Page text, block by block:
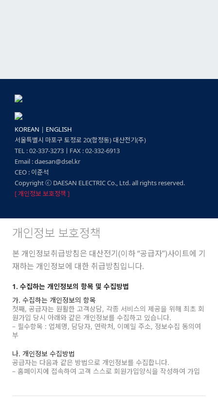
KOREAN | ENGLISH
서울특별시 마포구 토정로 20(합정동) 대산전기(주)
TEL : 02-337-3273ㅣFAX : 02-332-6913
Email : daesan@dsel.kr
CEO : 이준석
Copyright ⓒ DAESAN ELECTRIC Co., Ltd. all rights reserved.
[ 개인정보 보호정책 ]
개인정보 보호정책
본 개인정보취급방침은 대산전기(이하 “공급자”)사이트에 기
재하는 개인정보에 대한 취급방침입니다.
1. 수집하는 개인정보의 항목 및 수집방법
가. 수집하는 개인정보의 항목
첫째, 공급자는 원활한 고객상담, 각종 서비스의 제공을 위해 최초 회
원가입 당시 아래와 같은 개인정보를 수집하고 있습니다.
– 필수항목 : 업체명, 담당자, 연락처, 이메일 주소, 정보수집 동의여
부
나. 개인정보 수집방법
공급자는 다음과 같은 방법으로 개인정보를 수집합니다.
– 홈페이지에 접속하여 고객 스스로 회원가입양식을 작성하여 가입